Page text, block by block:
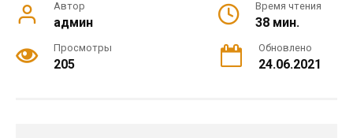
Автор
админ
Время чтения
38 мин.
Просмотры
205
Обновлено
24.06.2021